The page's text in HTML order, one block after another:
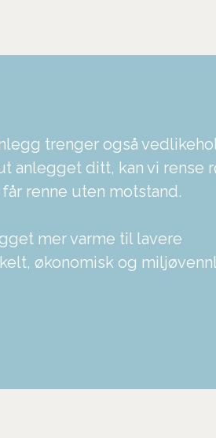
trenger også
anlegget ditt, kan vi rense
renne uten motstand.
mer varme til lavere
økonomisk og